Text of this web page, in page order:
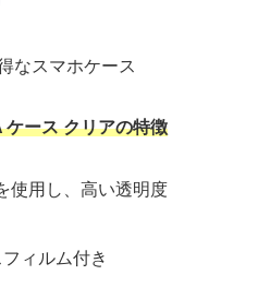
なスマホケース
ース クリアの特徴
使用し、高い透明度
ィルム付き